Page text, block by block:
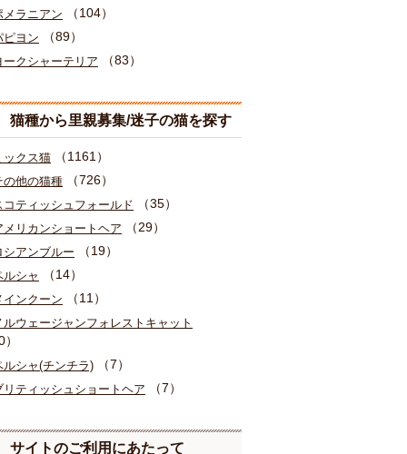
メラニアン （104）
ピヨン （89）
ークシャーテリア （83）
猫種から里親募集/迷子の猫を探す
ックス猫 （1161）
の他の猫種 （726）
コティッシュフォールド （35）
メリカンショートヘア （29）
シアンブルー （19）
ルシャ （14）
インクーン （11）
ルウェージャンフォレストキャット
ルシャ(チンチラ) （7）
リティッシュショートヘア （7）
サイトのご利用にあたって